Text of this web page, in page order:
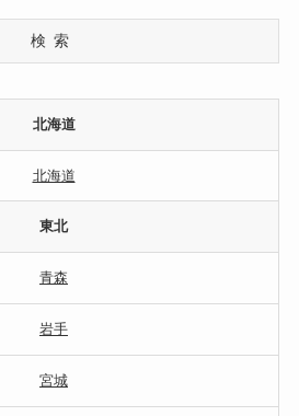
検索
北海道
北海道
東北
青森
岩手
宮城